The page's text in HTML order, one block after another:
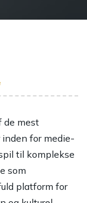
de mest
for medie-
til komplekse
som
platform for